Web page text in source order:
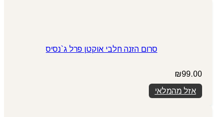
סרום הזנה חלבי אוקטן פרל ג`נסיס
₪99.00
אזל מהמלאי